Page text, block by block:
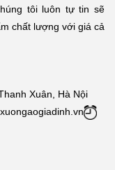
tôi luôn tự tin sẽ
chất lượng với giá cả
Xuân, Hà Nội